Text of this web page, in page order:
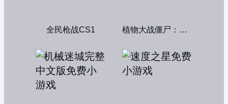
全民枪战CS1 植物大战僵尸：融合变种